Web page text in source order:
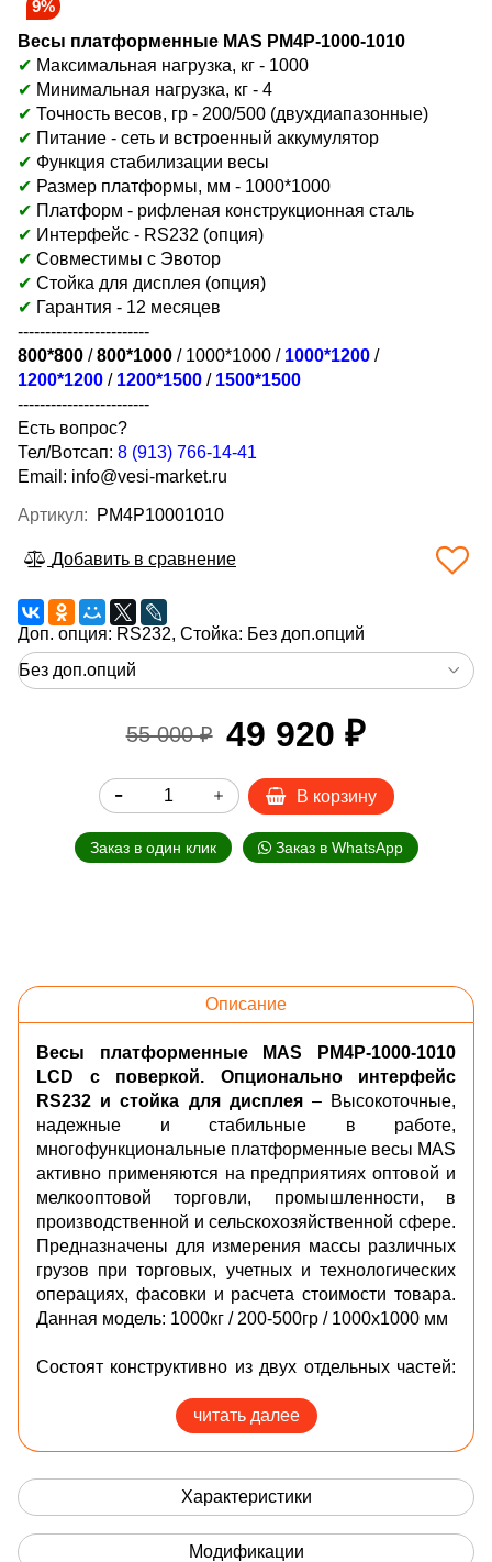
9%
Весы платформенные MAS PM4P-1000-1010
✔ Максимальная нагрузка, кг - 1000
✔ Минимальная нагрузка, кг - 4
✔ Точность весов, гр - 200/500 (двухдиапазонные)
✔ Питание - сеть и встроенный аккумулятор
✔ Функция стабилизации весы
✔ Размер платформы, мм - 1000*1000
✔ Платформ - рифленая конструкционная сталь
✔ Интерфейс - RS232 (опция)
✔ Совместимы с Эвотор
✔ Стойка для дисплея (опция)
✔ Гарантия - 12 месяцев
------------------------
800*800 /800*1000 / 1000*1000 / 1000*1200 /
1200*1200 / 1200*1500 / 1500*1500
------------------------
Есть вопрос?
Тел/Вотсап: 8 (913) 766-14-41
Email: info@vesi-market.ru
Артикул: PM4P10001010
Добавить в сравнение
Доп. опция: RS232, Стойка: Без доп.опций
55 000 ₽ 49 920 ₽
В корзину
Заказ в один клик Заказ в WhatsApp
Описание
Весы платформенные MAS PM4P-1000-1010
LCD с поверкой. Опционально интерфейс
RS232 и стойка для дисплея– Высокоточные,
надежные и стабильные в работе,
многофункциональные платформенные весы MAS
активно применяются на предприятиях оптовой и
мелкооптовой торговли, промышленности, в
производственной и сельскохозяйственной сфере.
П редназначены для измерения массы различных
грузов при торговых, учетных и технологических
операциях, фасовки и расчета стоимости товара.
Данная модель: 1000кг / 200-500гр / 1000х1000 мм
Состоят конструктивно из двух отдельных частей:
встроенными весоизмерительными датчиками и
весоизмерительного устройства (индикатора).
функциональных возможностях весовой системы.
Имеют 4 весоизмерительных датчика,
расположенных по углам платформы.
читать далее
Характеристики
Модификации